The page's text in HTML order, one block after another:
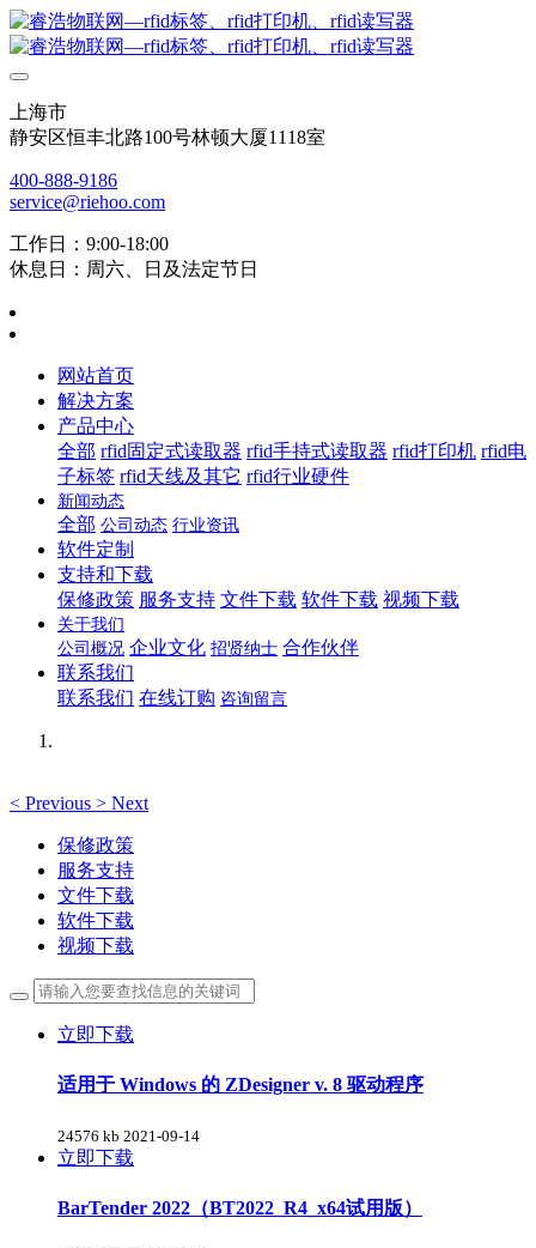
上海市
静安区恒丰北路100号林顿大厦1118室
400-888-9186
service@riehoo.com
工作日：9:00-18:00
休息日：周六、日及法定节日
网站首页
解决方案
产品中心
全部 rfid固定式读取器 rfid手持式读取器 rfid打印机 rfid电
子标签 rfid天线及其它 rfid行业硬件
新闻动态
全部 公司动态 行业资讯
软件定制
支持和下载
保修政策 服务支持 文件下载 软件下载 视频下载
关于我们
公司概况 企业文化 招贤纳士 合作伙伴
联系我们
联系我们 在线订购 咨询留言
< Previous > Next
保修政策
服务支持
文件下载
软件下载
视频下载
立即下载
适用于 Windows 的 ZDesigner v. 8 驱动程序
24576 kb 2021-09-14
立即下载
BarTender 2022（BT2022_R4_x64试用版）